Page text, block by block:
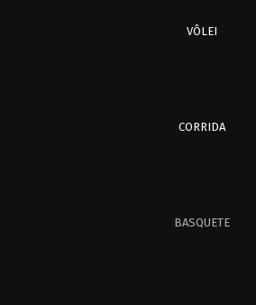
VÔLEI
CORRIDA
BASQUETE